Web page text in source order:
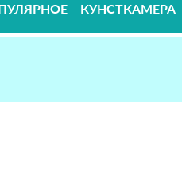
КУНСТКАМЕРА